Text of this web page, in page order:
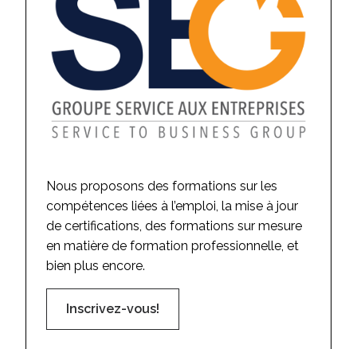
Nous proposons des formations sur les
compétences liées à l’emploi, la mise à jour
de certifications, des formations sur mesure
en matière de formation professionnelle, et
bien plus encore.
Inscrivez-vous!